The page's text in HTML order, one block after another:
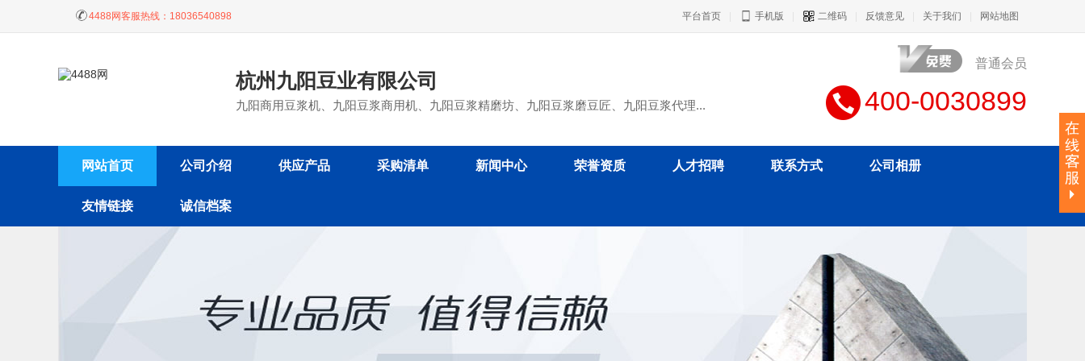
4488网客服热线： 18036540898 平台首页 手机版 二维码 反馈意见 关于我们 网站地图
杭州九阳豆业有限公司
九阳商用豆浆机、九阳豆浆商用机、九阳豆浆精磨坊、九阳豆浆磨豆匠、九阳豆浆代理...
普通会员
400-0030899
网站首页 公司介绍 供应产品 采购清单 新闻中心 荣誉资质 人才招聘 联系方式 公司相册
友情链接 诚信档案